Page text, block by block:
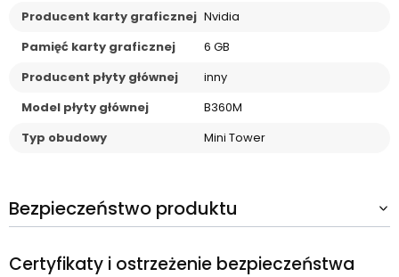
Producent karty graficznej Nvidia
Pamięć karty graficznej
6 GB
Producent płyty głównej
inny
Model płyty głównej
B360M
Typ obudowy
Mini Tower
Bezpieczeństwo produktu
Certyfikaty i ostrzeżenie bezpieczeństwa